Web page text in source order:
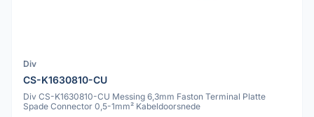
Div
CS-K1630810-CU
Div CS-K1630810-CU Messing 6,3mm Faston Terminal Platte
Spade Connector 0,5-1mm² Kabeldoorsnede